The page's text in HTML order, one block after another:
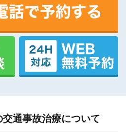
通事故治療について